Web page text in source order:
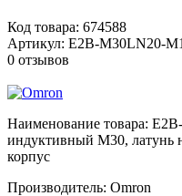
Код товара: 674588
Артикул: E2B-M30LN20-
0 отзывов
Наименование товара:
индуктивный M30, латунь
корпус
Производитель: Omron